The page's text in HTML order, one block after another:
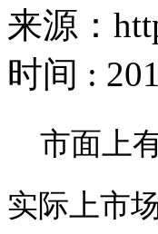
来源：
时间 :
市面上
实际上市